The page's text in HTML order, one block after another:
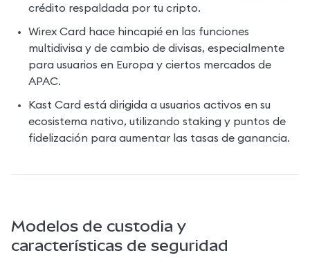
crédito respaldada por tu cripto.
Wirex Card hace hincapié en las funciones
multidivisa y de cambio de divisas, especialmente
para usuarios en Europa y ciertos mercados de
APAC.
Kast Card está dirigida a usuarios activos en su
ecosistema nativo, utilizando staking y puntos de
fidelización para aumentar las tasas de ganancia.
Modelos de custodia y
características de seguridad